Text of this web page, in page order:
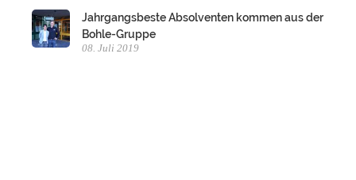
Jahrgangsbeste Absolventen kommen aus der
Bohle-Gruppe
08. Juli 2019